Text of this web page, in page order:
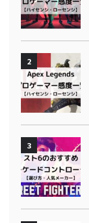
2
3